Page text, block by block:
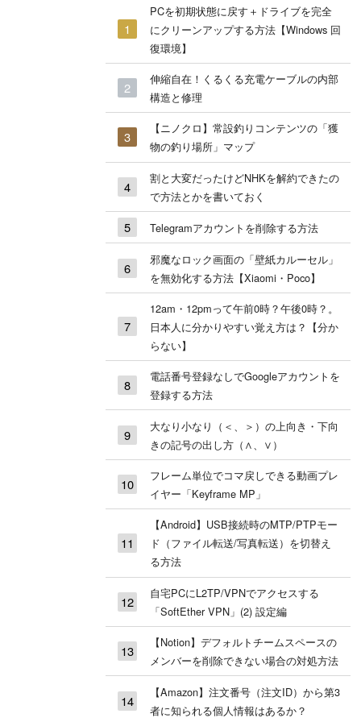
PCを初期状態に戻す＋ドライブを完全
にクリーンアップする方法【Windows 回
復環境】
伸縮自在！くるくる充電ケーブルの内部
構造と修理
【ニノクロ】常設釣りコンテンツの「獲
物の釣り場所」マップ
割と大変だったけどNHKを解約できたの
で方法とかを書いておく
Telegramアカウントを削除する方法
邪魔なロック画面の「壁紙カルーセル」
を無効化する方法【Xiaomi・Poco】
12am・12pmって午前0時？午後0時？。
日本人に分かりやすい覚え方は？【分か
らない】
電話番号登録なしでGoogleアカウントを
登録する方法
大なり小なり（＜、＞）の上向き・下向
きの記号の出し方（∧、∨）
フレーム単位でコマ戻しできる動画プレ
イヤー「Keyframe MP」
【Android】USB接続時のMTP/PTPモー
ド（ファイル転送/写真転送）を切替え
る方法
自宅PCにL2TP/VPNでアクセスする
「SoftEther VPN」(2) 設定編
【Notion】デフォルトチームスペースの
メンバーを削除できない場合の対処方法
【Amazon】注文番号（注文ID）から第3
者に知られる個人情報はあるか？